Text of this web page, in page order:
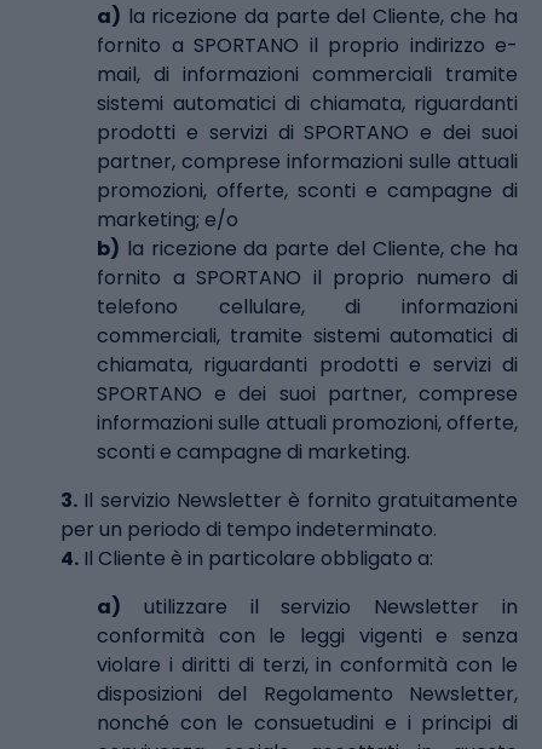
a) la ricezione da parte del Cliente, che ha
fornito a SPORTANO il proprio indirizzo e-
mail, di informazioni commerciali tramite
sistemi automatici di chiamata, riguardanti
prodotti e servizi di SPORTANO e dei suoi
partner, comprese informazioni sulle attuali
promozioni, offerte, sconti e campagne di
marketing; e/o
b) la ricezione da parte del Cliente, che ha
fornito a SPORTANO il proprio numero di
telefono cellulare, di informazioni
commerciali, tramite sistemi automatici di
chiamata, riguardanti prodotti e servizi di
SPORTANO e dei suoi partner, comprese
informazioni sulle attuali promozioni, offerte,
sconti e campagne di marketing.
3. Il servizio Newsletter è fornito gratuitamente
per un periodo di tempo indeterminato.
4. Il Cliente è in particolare obbligato a:
a) utilizzare il servizio Newsletter in
conformità con le leggi vigenti e senza
violare i diritti di terzi, in conformità con le
disposizioni del Regolamento Newsletter,
nonché con le consuetudini e i principi di